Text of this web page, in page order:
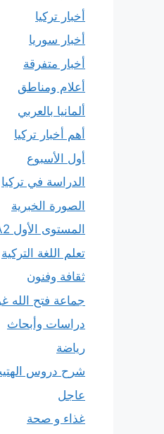
أخبار تركيا
أخبار سوريا
أخبار متفرقة
أعلام ومناطق
ألمانيا بالعربي
أهم أخبار تركيا
أول الأسبوع
الدراسة في تركيا
الصورة الخبرية
المستوى الأول A1-A2
تعلم اللغة التركية
ثقافة وفنون
جماعة فتح الله
دراسات وأبحاث
رياضة
شرح دروس
عاجل
غذاء و صحة